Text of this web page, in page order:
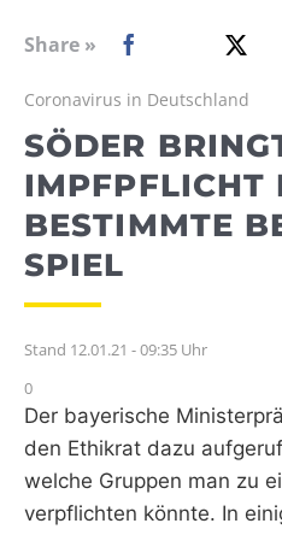
WEBRADIO
Share »
Coronavirus in Deutschland
SÖDER
IMPFPFLICHT
BESTIMMTE
SPIEL
Stand 12.01.21 - 09:35 Uhr
0
Der bayerische
den Ethikrat dazu
welche Gruppen man zu
verpflichten könnte. In